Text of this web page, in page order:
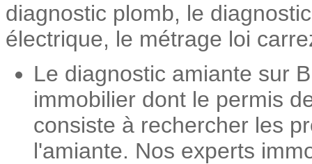
diagnostic plomb, le
électrique, le métrage loi
Le diagnostic amiante sur
immobilier dont le permis
consiste à rechercher les
l'amiante. Nos experts